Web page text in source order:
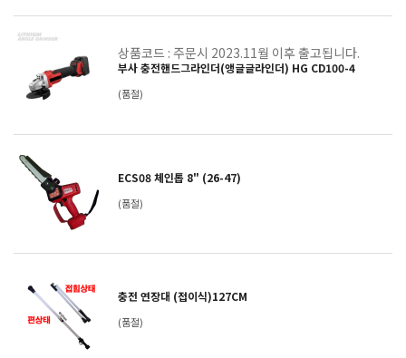
상품코드 : 주문시 2023.11월 이후 출고됩니다.
부사 충전핸드그라인더(앵글글라인더) HG CD100-4
(품절)
ECS08 체인톱 8" (26-47)
(품절)
충전 연장대 (접이식)127CM
(품절)